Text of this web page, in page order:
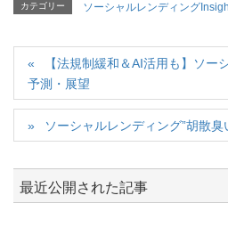
カテゴリー ソーシャルレンディング
【法規制緩和＆AI活用も】ソー
予測・展望
ソーシャルレンディング”胡散
最近公開された記事